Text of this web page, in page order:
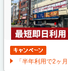
「半年利用で2ヶ